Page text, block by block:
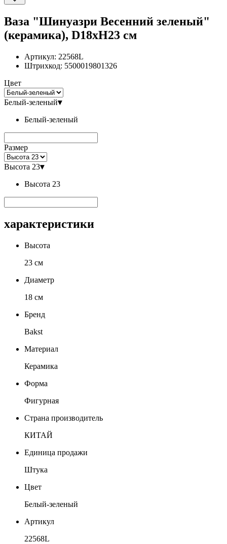
Ваза "Шинуазри Весенний зеленый"
(керамика), D18xH23 см
Артикул: 22568L
Штрихкод: 5500019801326
Цвет
Белый-зеленый▾
Белый-зеленый
Размер
Высота 23▾
Высота 23
характеристики
Высота
23 см
Диаметр
18 см
Бренд
Bakst
Материал
Керамика
Форма
Фигурная
Страна производитель
КИТАЙ
Единица продажи
Штука
Цвет
Белый-зеленый
Артикул
22568L